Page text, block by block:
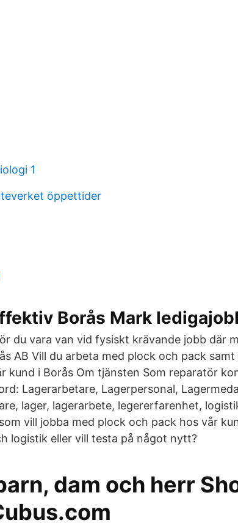
1
öppettider
Borås Mark
du vara van vid fysiskt krävande jobb där
AB Vill du arbeta med plock och pack
kund i Borås Om tjänsten Som reparatör
Lagerarbetare, Lagerpersonal,
lager, lagerarbete, legererfarenhet,
vill jobba med plock och pack hos vår
logistik eller vill testa på något nytt?
dam och herr